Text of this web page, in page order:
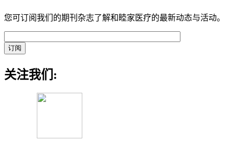
您可订阅我们的期刊杂志了解和睦家医疗的最新动态与活动。
关注我们: